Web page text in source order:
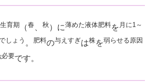
生育期 （春 秋 ）に薄めた液体肥料を 月に 1～
しょう 。 肥料の与えすぎは株を弱らせる 原因
必要です。